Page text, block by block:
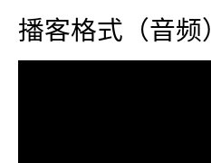
播客格式（音频）